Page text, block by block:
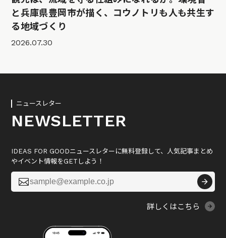
と兵庫県豊岡市が描く、コウノトリも人も共生す
る地域づくり
2026.07.30
ニュースレター
NEWSLETTER
IDEAS FOR GOODニュースレターに無料登録して、人気記事まとめ
やイベント情報をGETしよう！

詳しくはこちら